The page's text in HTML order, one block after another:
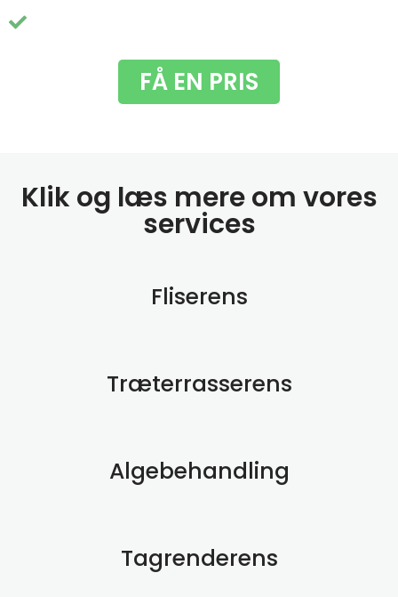
FÅ EN PRIS
Klik og læs mere om vores
services
Fliserens
Træterrasserens
Algebehandling
Tagrenderens